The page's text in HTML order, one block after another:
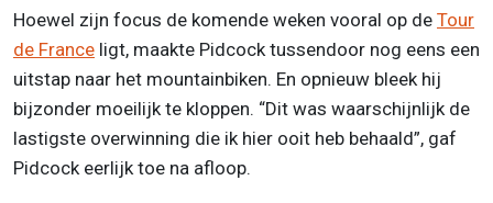
Hoewel zijn focus de komende weken vooral op de Tour
de France ligt, maakte Pidcock tussendoor nog eens een
uitstap naar het mountainbiken. En opnieuw bleek hij
bijzonder moeilijk te kloppen. “Dit was waarschijnlijk de
lastigste overwinning die ik hier ooit heb behaald”, gaf
Pidcock eerlijk toe na afloop.